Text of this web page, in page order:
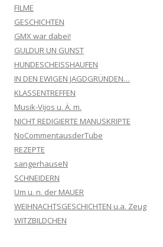
FILME
GESCHICHTEN
GMX war dabei!
GULDUR UN GUNST
HUNDESCHEISSHAUFEN
IN DEN EWIGEN JAGDGRÜNDEN…
KLASSENTREFFEN
Musik-Vijos u. Ä. m.
NICHT REDIGIERTE MANUSKRIPTE
NoCommentausderTube
REZEPTE
sangerhauseN
SCHNEIDERN
Um u. n. der MAUER
WEIHNACHTSGESCHICHTEN u.a. Zeug
WITZBILDCHEN